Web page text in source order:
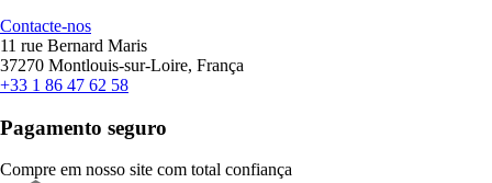
Contacte-nos
11 rue Bernard Maris
37270 Montlouis-sur-Loire, França
+33 1 86 47 62 58
Pagamento seguro
Compre em nosso site com total confiança